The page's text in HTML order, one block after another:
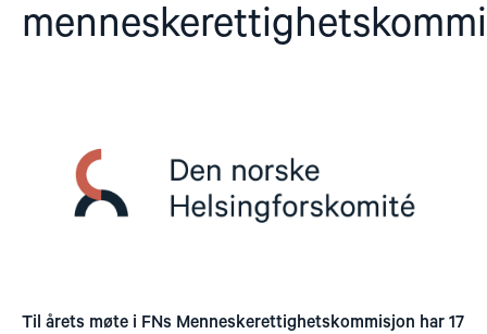
Til årets møte i FNs Menneskerettighetskommisjon har 17